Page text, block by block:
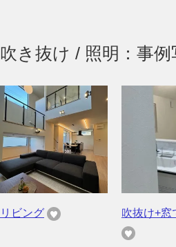
吹き抜け / 照明：事
リビング 吹抜け+窓